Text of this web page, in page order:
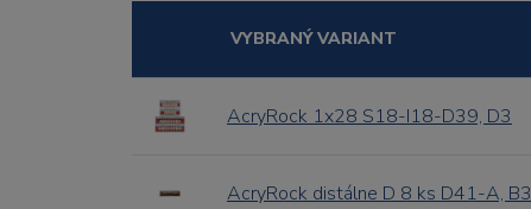
VYBRANÝ VARIANT
AcryRock 1x28 S18-I18-D39, D3
AcryRock distálne D 8 ks D41-A, B3